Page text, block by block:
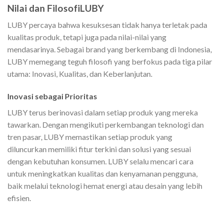
Nilai dan FilosofiLUBY
LUBY percaya bahwa kesuksesan tidak hanya terletak pada
kualitas produk, tetapi juga pada nilai-nilai yang
mendasarinya. Sebagai brand yang berkembang di Indonesia,
LUBY memegang teguh filosofi yang berfokus pada tiga pilar
utama: Inovasi, Kualitas, dan Keberlanjutan.
Inovasi sebagai Prioritas
LUBY terus berinovasi dalam setiap produk yang mereka
tawarkan. Dengan mengikuti perkembangan teknologi dan
tren pasar, LUBY memastikan setiap produk yang
diluncurkan memiliki fitur terkini dan solusi yang sesuai
dengan kebutuhan konsumen. LUBY selalu mencari cara
untuk meningkatkan kualitas dan kenyamanan pengguna,
baik melalui teknologi hemat energi atau desain yang lebih
efisien.